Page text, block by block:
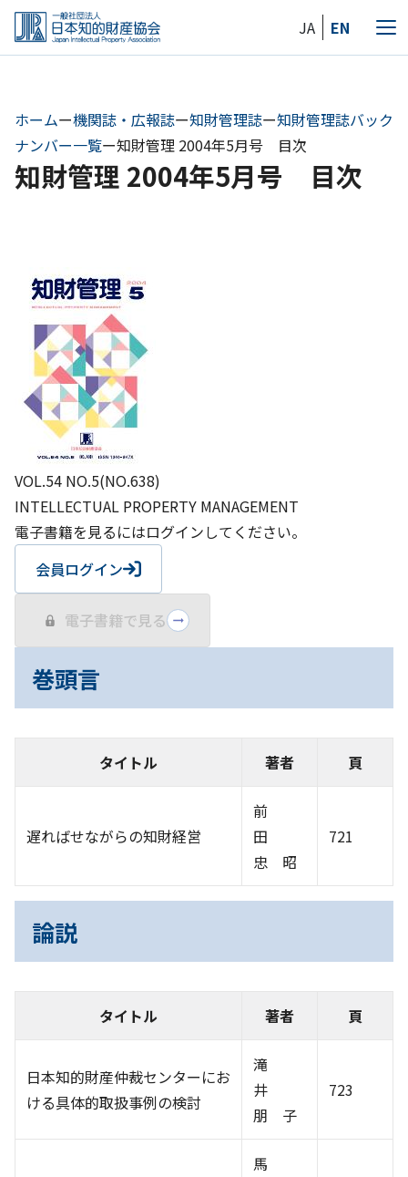
Skip
the
JA EN
メ
ー
ホームー機関誌・広報誌ー知財管理誌ー知財管理誌バック
ナンバー一覧ー知財管理 2004年5月号 目次
知財管理 2004年5月号 目次
VOL.54 NO.5(NO.638)
INTELLECTUAL PROPERTY MANAGEMENT
電子書籍を見るにはログインしてください。
会員ログイン
電子書籍で見る
巻頭言
タイトル 著者 頁
遅ればせながらの知財経営
前
田
忠 昭
721
論説
タイトル 著者 頁
日本知的財産仲裁センターにお
ける具体的取扱事例の検討
滝
井
朋 子
723
馬